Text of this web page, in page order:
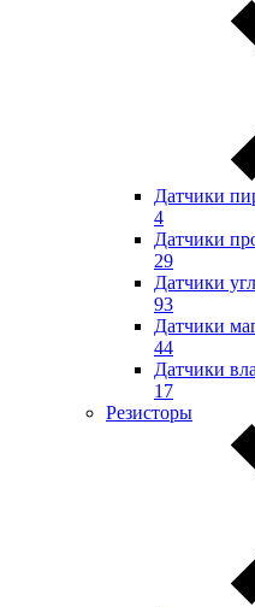
Датчики
4
Датчики
29
Датчики
93
Датчики
44
Датчики
17
Резисторы